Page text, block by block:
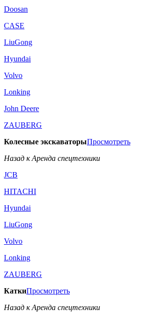
Doosan
CASE
LiuGong
Hyundai
Volvo
Lonking
John Deere
ZAUBERG
Колесные экскаваторыПросмотреть
Назад к Аренда спецтехники
JCB
HITACHI
Hyundai
LiuGong
Volvo
Lonking
ZAUBERG
КаткиПросмотреть
Назад к Аренда спецтехники